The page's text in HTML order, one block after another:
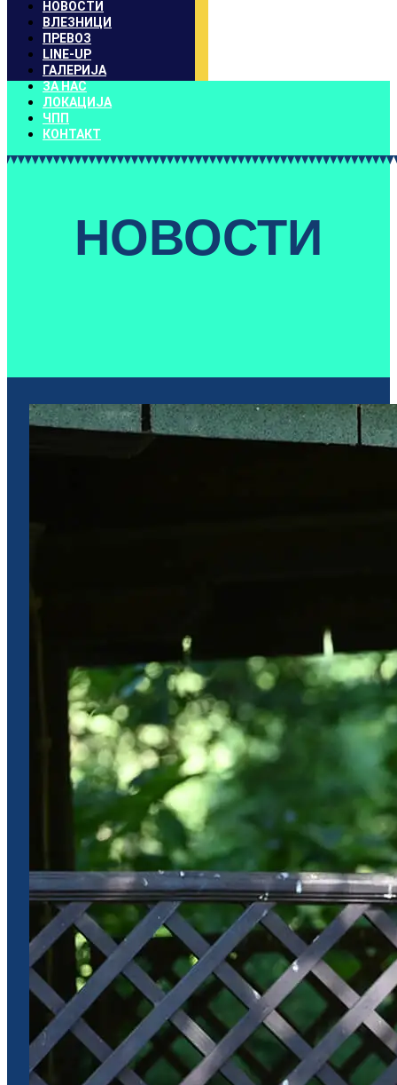
НОВОСТИ
ВЛЕЗНИЦИ
ПРЕВОЗ
LINE-UP
ГАЛЕРИЈА
ЗА НАС
ЛОКАЦИЈА
ЧПП
КОНТАКТ
НОВОСТИ